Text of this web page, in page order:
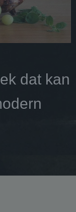
dat kan